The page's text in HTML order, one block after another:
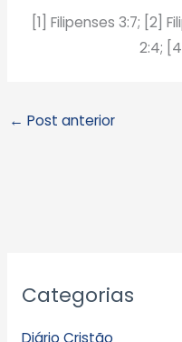
[1] Filipenses 3:7; [2]
2:4;
← Post anterior
Categorias
Diário Cristão
r